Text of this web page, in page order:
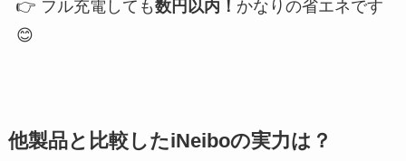
👉 フル充電しても数円以内！ かなりの省エネです
😊
他製品と比較したiNeiboの実力は？